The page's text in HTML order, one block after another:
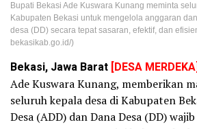
Bupati Bekasi Ade Kuswara Kunang meminta
Kabupaten Bekasi untuk mengelola anggaran
desa (DD) secara tepat sasaran, efektif, dan
bekasikab.go.id/)
Bekasi, Jawa Barat [DESA MERDEKA]
Ade Kuswara Kunang, memberikan
seluruh kepala desa di Kabupaten
Desa (ADD) dan Dana Desa (DD)